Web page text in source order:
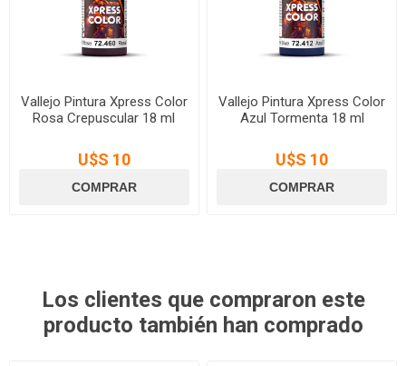
Vallejo Pintura Xpress Color
Rosa Crepuscular 18 ml
U$S 10
Vallejo Pintura Xpress Color
Azul Tormenta 18 ml
U$S 10
Los clientes que compraron este
producto también han comprado